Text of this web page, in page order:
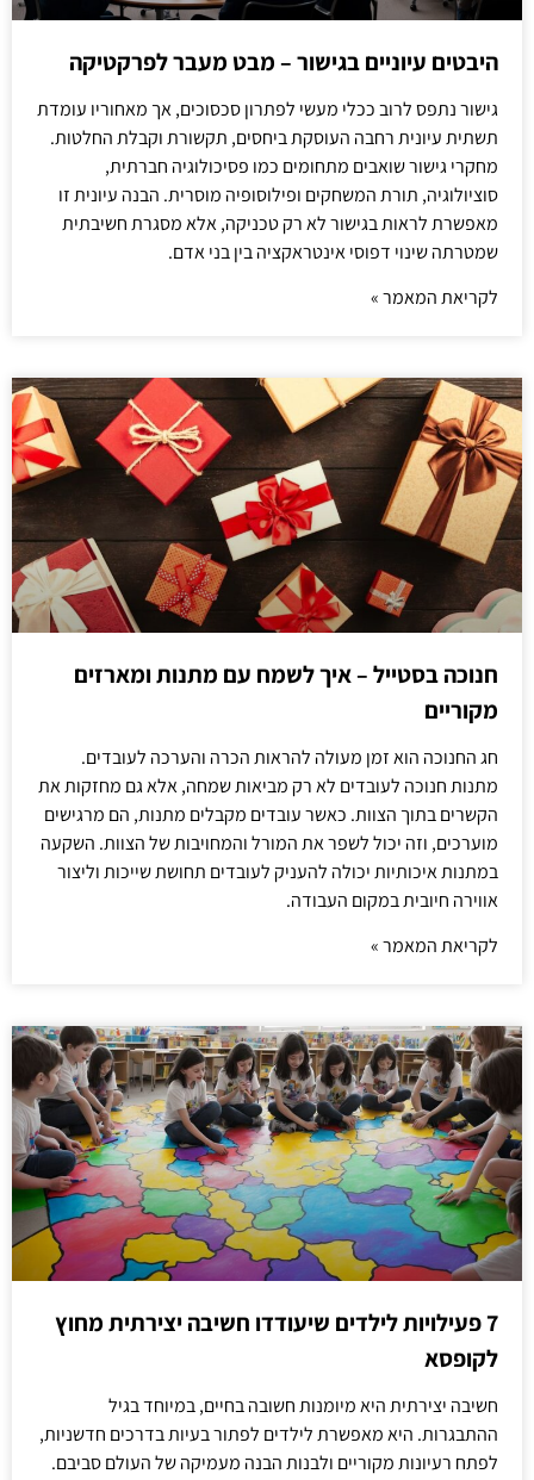
היבטים עיוניים בגישור – מבט מעבר לפרקטיקה
גישור נתפס לרוב ככלי מעשי לפתרון סכסוכים, אך מאחוריו עומדת
תשתית עיונית רחבה העוסקת ביחסים, תקשורת וקבלת החלטות.
מחקרי גישור שואבים מתחומים כמו פסיכולוגיה חברתית,
סוציולוגיה, תורת המשחקים ופילוסופיה מוסרית. הבנה עיונית זו
מאפשרת לראות בגישור לא רק טכניקה, אלא מסגרת חשיבתית
שמטרתה שינוי דפוסי אינטראקציה בין בני אדם.
לקריאת המאמר »
חנוכה בסטייל – איך לשמח עם מתנות ומארזים
מקוריים
חג החנוכה הוא זמן מעולה להראות הכרה והערכה לעובדים.
מתנות חנוכה לעובדים לא רק מביאות שמחה, אלא גם מחזקות את
הקשרים בתוך הצוות. כאשר עובדים מקבלים מתנות, הם מרגישים
מוערכים, וזה יכול לשפר את המורל והמחויבות של הצוות. השקעה
במתנות איכותיות יכולה להעניק לעובדים תחושת שייכות וליצור
אווירה חיובית במקום העבודה.
לקריאת המאמר »
7 פעילויות לילדים שיעודדו חשיבה יצירתית מחוץ
לקופסא
חשיבה יצירתית היא מיומנות חשובה בחיים, במיוחד בגיל
ההתבגרות. היא מאפשרת לילדים לפתור בעיות בדרכים חדשניות,
לפתח רעיונות מקוריים ולבנות הבנה מעמיקה של העולם סביבם.